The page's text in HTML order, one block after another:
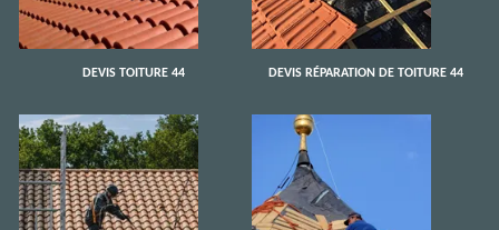
DEVIS TOITURE 44 DEVIS RÉPARATION DE TOITURE 44